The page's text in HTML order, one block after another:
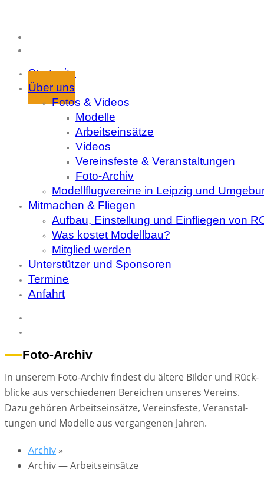
Startseite
Über uns
Fotos & Videos
Modelle
Arbeitseinsätze
Videos
Vereinsfeste & Veranstaltungen
Foto-Archiv
Modellflugvereine in Leipzig und
Mitmachen & Fliegen
Aufbau, Einstellung und Einfliegen von
Was kostet Modellbau?
Mitglied werden
Unterstützer und Sponsoren
Termine
Anfahrt
Foto-Archiv
In un­se­rem Foto-Ar­chiv fin­dest du äl­te­re Bil­der und Rück­
bli­cke aus ver­schie­de­nen Be­rei­chen un­se­res Ver­eins.
Dazu ge­hö­ren Ar­beits­ein­sät­ze, Ver­eins­fes­te, Ver­an­stal­
tun­gen und Mo­del­le aus ver­gan­ge­nen Jah­ren.
Ar­chiv »
Ar­chiv — Ar­beits­ein­sät­ze